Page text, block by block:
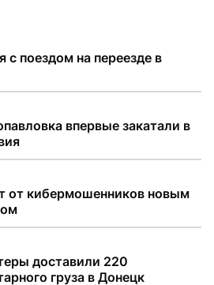
с поездом на переезде в
впервые закатали в
от кибермошенников новым
доставили 220
груза в Донецк